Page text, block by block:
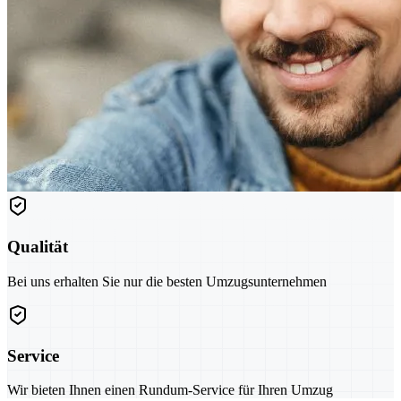
Qualität
Bei uns erhalten Sie nur die besten Umzugsunternehmen
Service
Wir bieten Ihnen einen Rundum-Service für Ihren Umzug